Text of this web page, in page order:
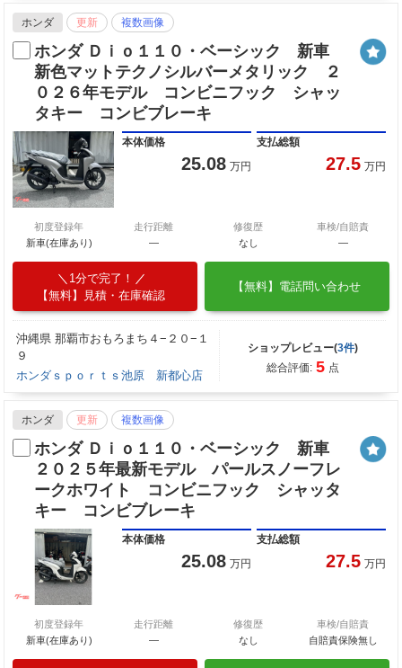
ホンダ 更新 複数画像
ホンダ Ｄｉｏ１１０・ベーシック 新車
新色マットテクノシルバーメタリック ２
０２６年モデル コンビニフック シャッ
タキー コンビブレーキ
本体価格
25.08 万円
支払総額
27.5 万円
初度登録年
新車(在庫あり)
走行距離
―
修復歴
なし
車検/自賠責
―
1分で完了！
【無料】見積・在庫確認
【無料】電話問い合わせ
沖縄県 那覇市おもろまち４−２０−１
９
ホンダｓｐｏｒｔｓ池原 新都心店
ショップレビュー(3件)
総合評価: 5 点
ホンダ 更新 複数画像
ホンダ Ｄｉｏ１１０・ベーシック 新車
２０２５年最新モデル パールスノーフレ
ークホワイト コンビニフック シャッタ
キー コンビブレーキ
本体価格
25.08 万円
支払総額
27.5 万円
初度登録年
新車(在庫あり)
走行距離
―
修復歴
なし
車検/自賠責
自賠責保険無し